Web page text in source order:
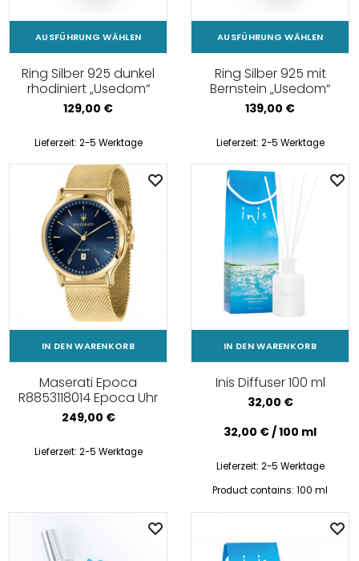
AUSFÜHRUNG WÄHLEN
Ring Silber 925 dunkel
rhodiniert „Usedom“
129,00 €
Lieferzeit: 2-5 Werktage
AUSFÜHRUNG WÄHLEN
Ring Silber 925 mit
Bernstein „Usedom“
139,00 €
Lieferzeit: 2-5 Werktage
IN DEN WARENKORB
Maserati Epoca
R8853118014 Epoca Uhr
249,00 €
Lieferzeit: 2-5 Werktage
IN DEN WARENKORB
Inis Diffuser 100 ml
32,00 €
32,00 € /100 ml
Lieferzeit: 2-5 Werktage
Product contains: 100ml